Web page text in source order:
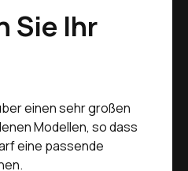
Sie Ihr
einen sehr großen
Modellen, so dass
eine passende